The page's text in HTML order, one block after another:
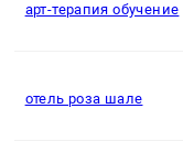
арт-терапия обучение
отель роза шале